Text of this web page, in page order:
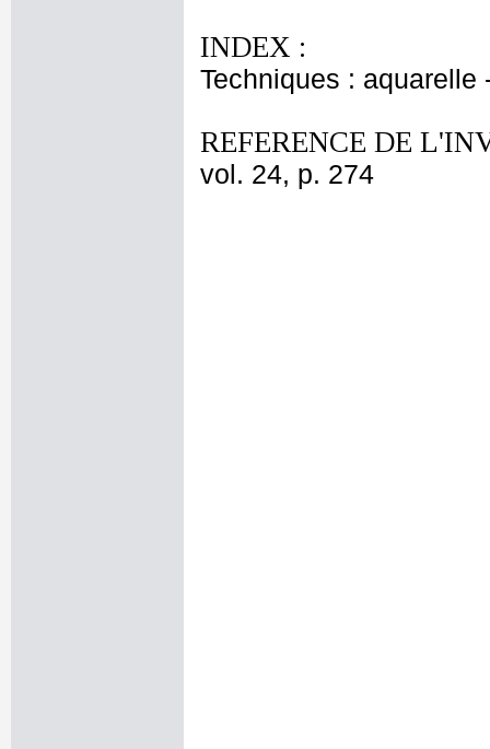
INDEX :
Techniques : aquarelle
REFERENCE DE
vol. 24, p. 274